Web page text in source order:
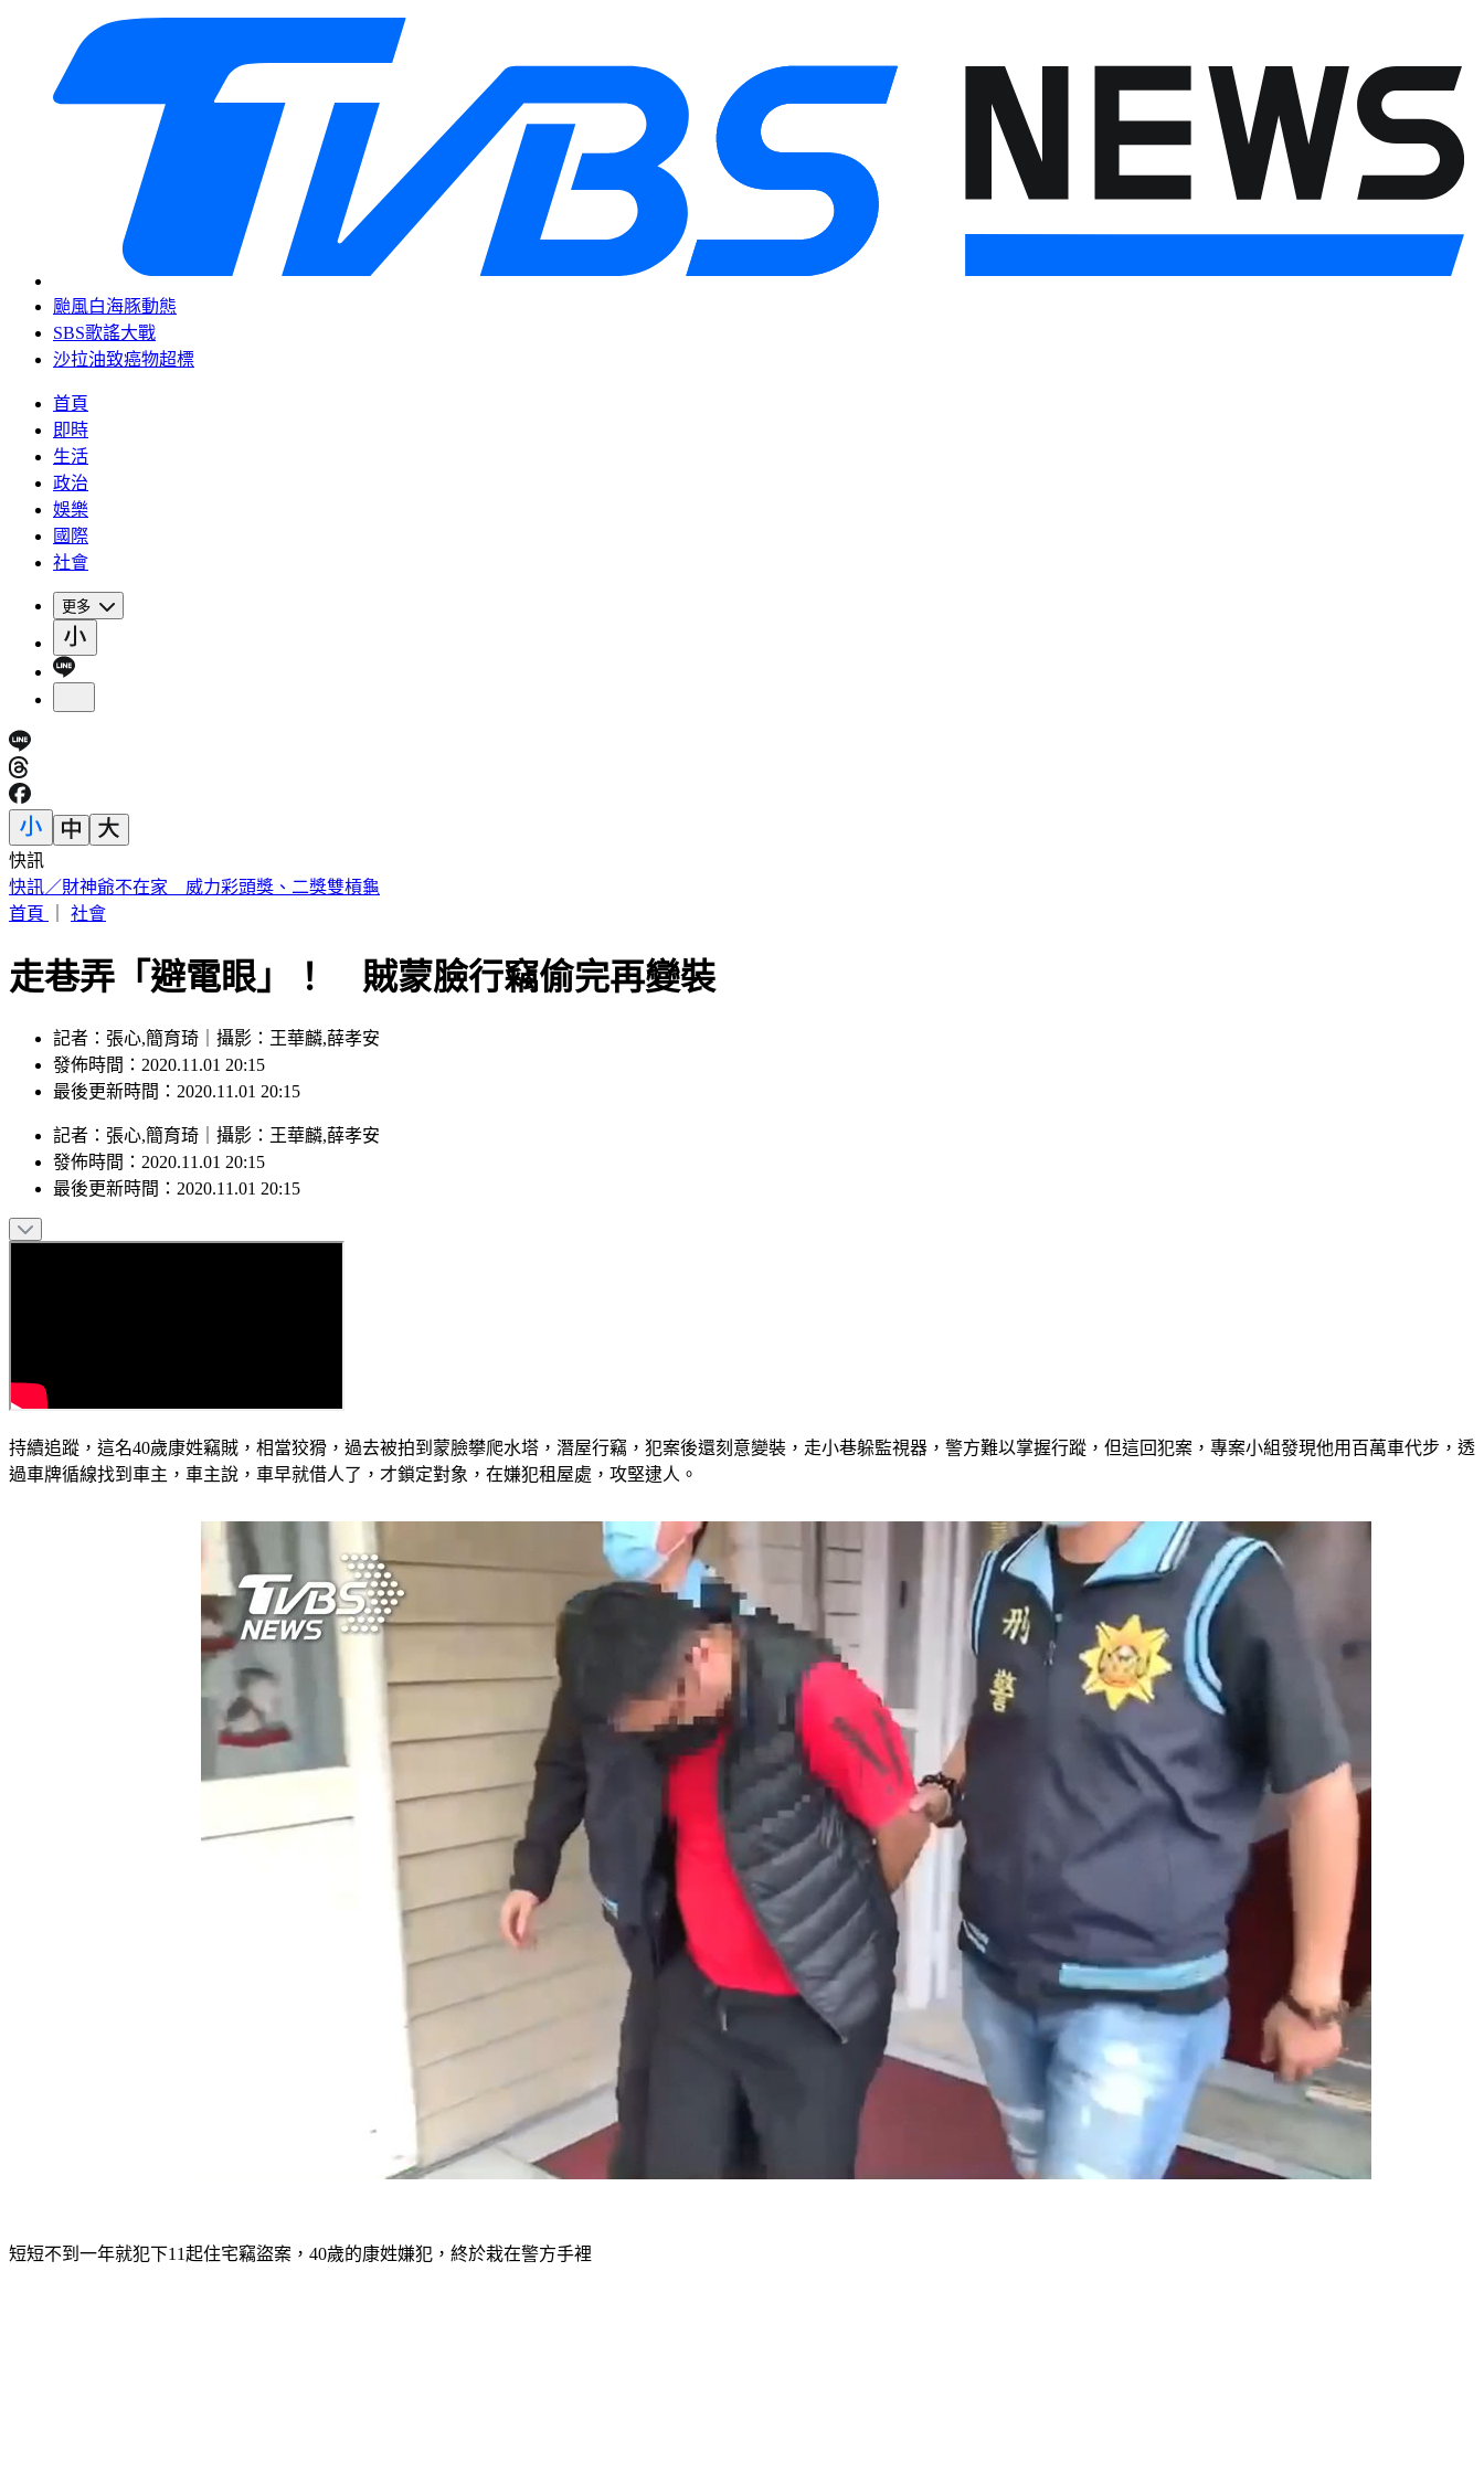
颱風白海豚動態
SBS歌謠大戰
沙拉油致癌物超標
首頁
即時
生活
政治
娛樂
國際
社會
更多
快訊
中國出入境新規將上路 陸委會曝「這類人」最危險
首頁
社會
走巷弄「避電眼」！ 賊蒙臉行竊偷完再變裝
記者：張心,簡育琦｜攝影：王華麟,薛孝安
發佈時間：2020.11.01 20:15
最後更新時間：2020.11.01 20:15
記者 ： 張心,簡育琦 攝影 ： 王華麟,薛孝安
發佈時間： 2020.11.01 20:15
最後更新時間： 2020.11.01 20:15
持續追蹤，這名40歲康姓竊賊，相當狡猾，過去被拍到蒙臉攀爬水塔，潛屋行竊，犯案後還刻意變裝，走小巷躲監視器，警方難以掌握行蹤，但這回犯案，專案小組發現他用百萬車代步，透
過車牌循線找到車主，車主說，車早就借人了，才鎖定對象，在嫌犯租屋處，攻堅逮人。
短短不到一年就犯下11起住宅竊盜案，40歲的康姓嫌犯，終於栽在警方手裡